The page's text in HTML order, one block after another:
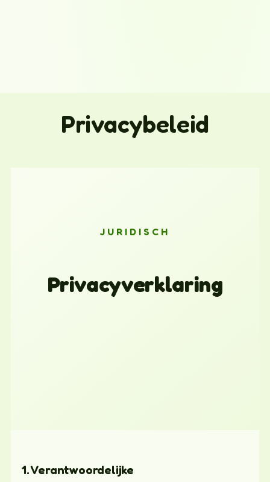
Privacybeleid
JURIDISCH
Privacyverklaring
1. Verantwoordelijke